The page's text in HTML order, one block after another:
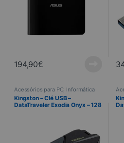
194,90€
Acessórios para PC Informática
Kingston – Clé USB –
DataTraveler Exodia Onyx – 128